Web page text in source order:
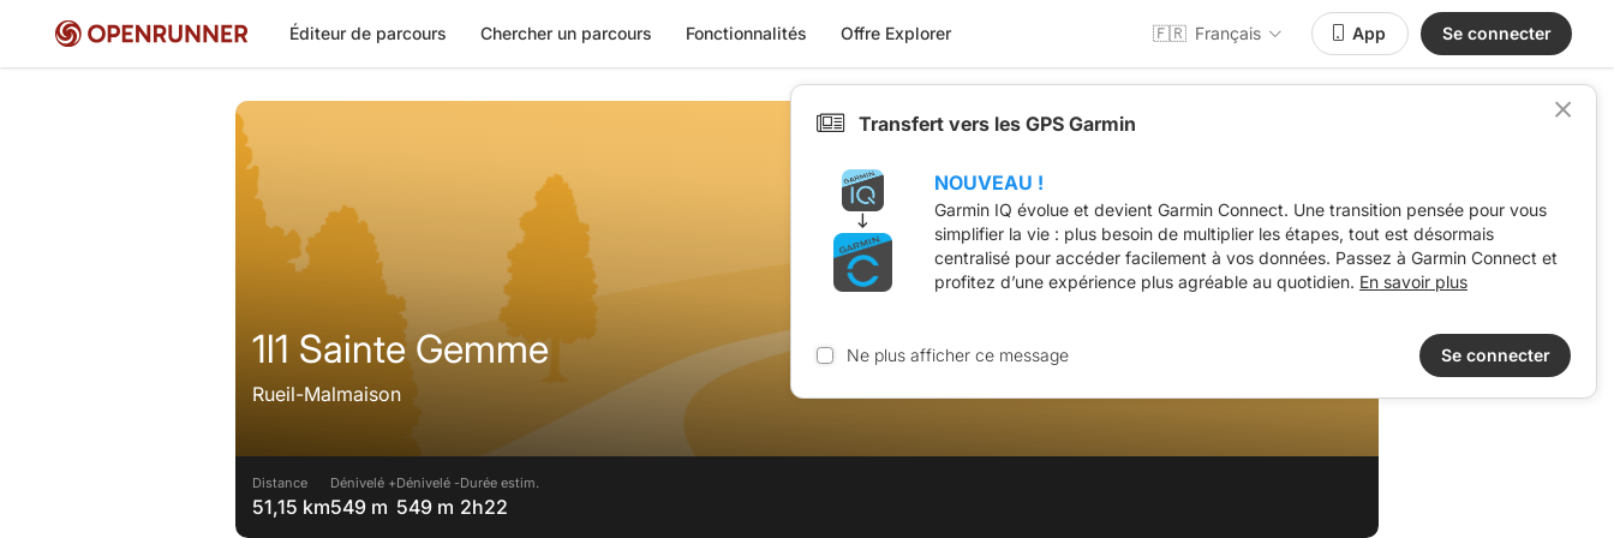
Éditeur de parcours Chercher un parcours Fonctionnalités Offre Explorer 🇫🇷 Français App Se connecter
1l1 Sainte Gemme
Rueil-Malmaison
Distance
51,15 km
Dénivelé +
549 m
Dénivelé -
549 m
Durée estim.
2h22
Transfert vers les GPS Garmin
NOUVEAU !
Garmin IQ évolue et devient Garmin Connect. Une transition pensée pour vous
simplifier la vie : plus besoin de multiplier les étapes, tout est désormais
centralisé pour accéder facilement à vos données. Passez à Garmin Connect et
profitez d’une expérience plus agréable au quotidien. En savoir plus
Ne plus afficher ce message Se connecter